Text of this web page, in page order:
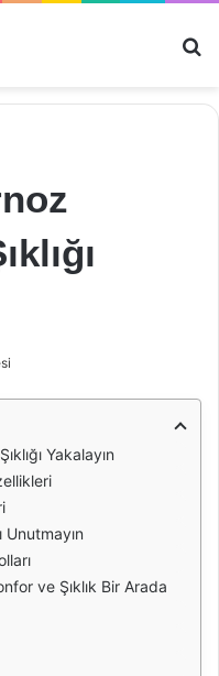
Yakalayın
Unutmayın
ve Şıklık Bir Arada